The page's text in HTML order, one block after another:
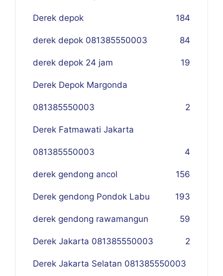
Derek depok 184
derek depok 081385550003 84
derek depok 24 jam 19
Derek Depok Margonda
081385550003 2
Derek Fatmawati Jakarta
081385550003 4
derek gendong ancol 156
Derek gendong Pondok Labu 193
derek gendong rawamangun 59
Derek Jakarta 081385550003 2
Derek Jakarta Selatan 081385550003